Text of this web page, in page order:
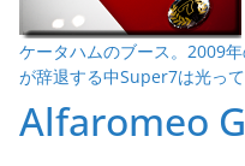
ケータハムのブース。2009
が辞退する中Super7は光っ
Alfaromeo